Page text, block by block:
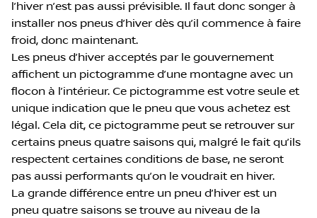
l’hiver n’est pas aussi prévisible. Il faut donc songer à
installer nos pneus d’hiver dès qu’il commence à faire
froid, donc maintenant.
Les pneus d’hiver acceptés par le gouvernement
affichent un pictogramme d’une montagne avec un
flocon à l’intérieur. Ce pictogramme est votre seule et
unique indication que le pneu que vous achetez est
légal. Cela dit, ce pictogramme peut se retrouver sur
certains pneus quatre saisons qui, malgré le fait qu’ils
respectent certaines conditions de base, ne seront
pas aussi performants qu’on le voudrait en hiver.
La grande différence entre un pneu d’hiver est un
pneu quatre saisons se trouve au niveau de la